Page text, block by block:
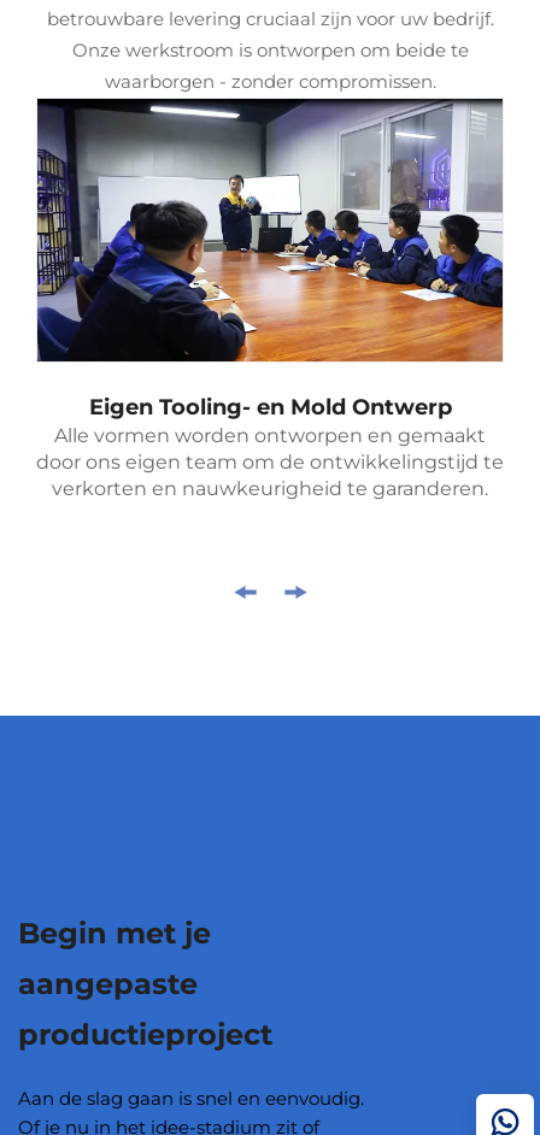
betrouwbare levering cruciaal zijn voor uw bedrijf.
Onze werkstroom is ontworpen om beide te
waarborgen - zonder compromissen.
Eigen Tooling- en Mold Ontwerp
Alle vormen worden ontworpen en gemaakt
door ons eigen team om de ontwikkelingstijd te
verkorten en nauwkeurigheid te garanderen.
Begin met je
aangepaste
productieproject
Aan de slag gaan is snel en eenvoudig.
Of je nu in het idee-stadium zit of